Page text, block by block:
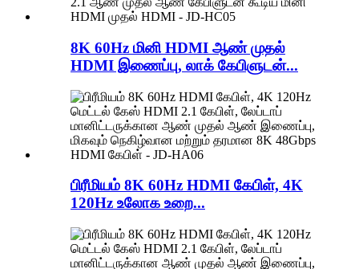
8K 60Hz மினி HDMI ஆண் முதல்
HDMI இணைப்பு, லாக் கேபிளுடன்...
பிரீமியம் 8K 60Hz HDMI கேபிள், 4K
120Hz உலோக உறை...